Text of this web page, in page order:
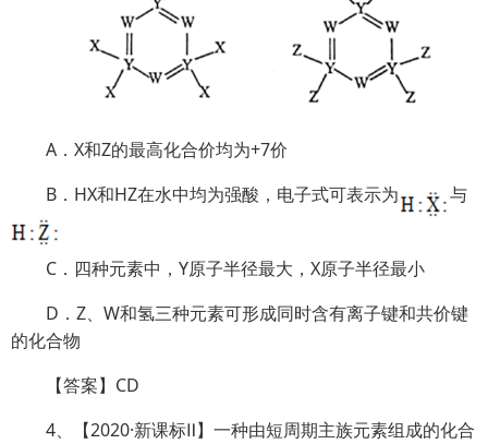
A．X和Z的最高化合价均为+7价
B．HX和HZ在水中均为强酸，电子式可表示为
与
C．四种元素中，Y原子半径最大，X原子半径最小
D．Z、W和氢三种元素可形成同时含有离子键和共价键
的化合物
【答案】CD
4、【2020·新课标Ⅱ】一种由短周期主族元素组成的化合